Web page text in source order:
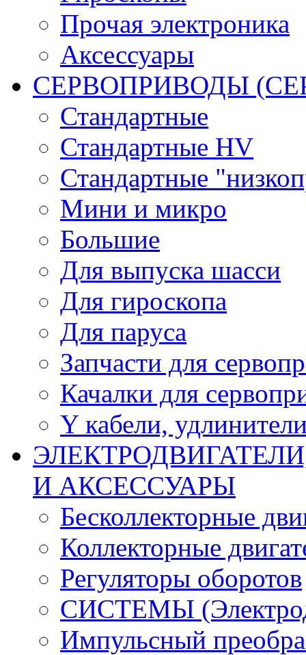
Прочая электроника
Аксессуары
СЕРВОПРИВОДЫ
Стандартные
Стандартные HV
Стандартные
Мини и микро
Большие
Для выпуска шасси
Для гироскопа
Для паруса
Запчасти для
Качалки для
Y кабели,
И АКСЕССУАРЫ
Бесколлекторные
Коллекторные
Регуляторы оборотов
СИСТЕМЫ
Импульсный